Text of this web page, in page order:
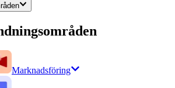
Marknadsföring